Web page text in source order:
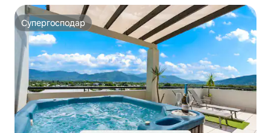
Супергосподар
Супергосподар